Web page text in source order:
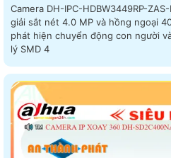
Camera DH-IPC-HDBW3449RP-
giải sắt nét 4.0 MP và hồng ngoại
phát hiện chuyển động con người và
lý SMD 4